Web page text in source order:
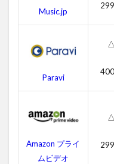
2.2
吹き
動画
ン
ッ
の
Music.jp
Paravi
△
Amazon プライ
ムビデオ
△